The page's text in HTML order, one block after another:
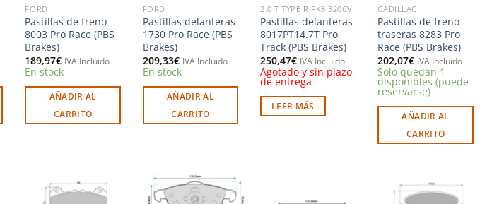
FORD
Pastillas de freno
8003 Pro Race (PBS
Brakes)
189,97€ IVA Incluido
En stock
AÑADIR AL
CARRITO
FORD
Pastillas delanteras
1730 Pro Race (PBS
Brakes)
209,33€ IVA Incluido
En stock
AÑADIR AL
CARRITO
2.0 T TYPE R FK8 320CV
Pastillas delanteras
8017PT14.7T Pro
Track (PBS Brakes)
250,47€ IVA Incluido
Agotado y sin plazo
de entrega
LEER MÁS
CADILLAC
Pastillas de freno
traseras 8283 Pro
Race (PBS Brakes)
202,07€ IVA Incluido
Solo quedan 1
disponibles (puede
reservarse)
AÑADIR AL
CARRITO